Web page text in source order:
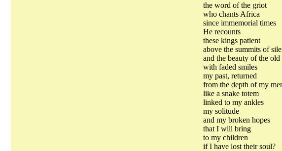
the word of the griot
who chants Africa
since immemorial times
He recounts
these kings patient
above the summits of
and the beauty of the old
with faded smiles
my past, returned
from the depth of my
like a snake totem
linked to my ankles
my solitude
and my broken hopes
that I will bring
to my children
if I have lost their soul?